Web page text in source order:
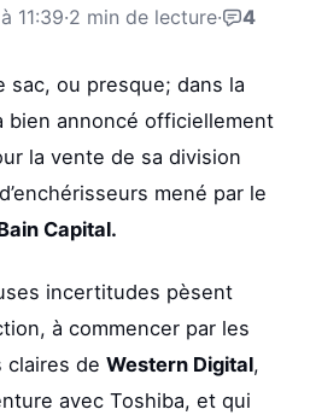
11:39·2 min de lecture· 4
sac, ou presque; dans la
bien annoncé officiellement
la vente de sa division
mené par le
Capital.
incertitudes pèsent
à commencer par les
claires de Western Digital,
avec Toshiba, et qui